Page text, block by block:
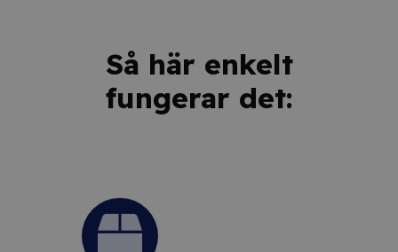
Så här enkelt
fungerar det: